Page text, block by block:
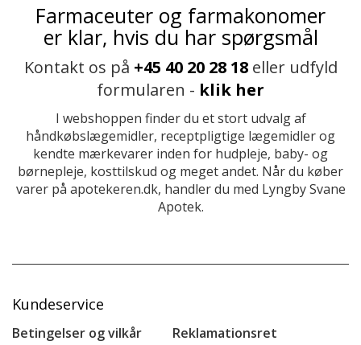
Farmaceuter og farmakonomer
er klar, hvis du har spørgsmål
Kontakt os på +45 40 20 28 18eller udfyld
formularen - klik her
I webshoppen finder du et stort udvalg af
håndkøbslægemidler, receptpligtige lægemidler og
kendte mærkevarer inden for hudpleje, baby- og
børnepleje, kosttilskud og meget andet. Når du køber
varer på apotekeren.dk, handler du med Lyngby Svane
Apotek.
Kundeservice
Betingelser og vilkår
Reklamationsret